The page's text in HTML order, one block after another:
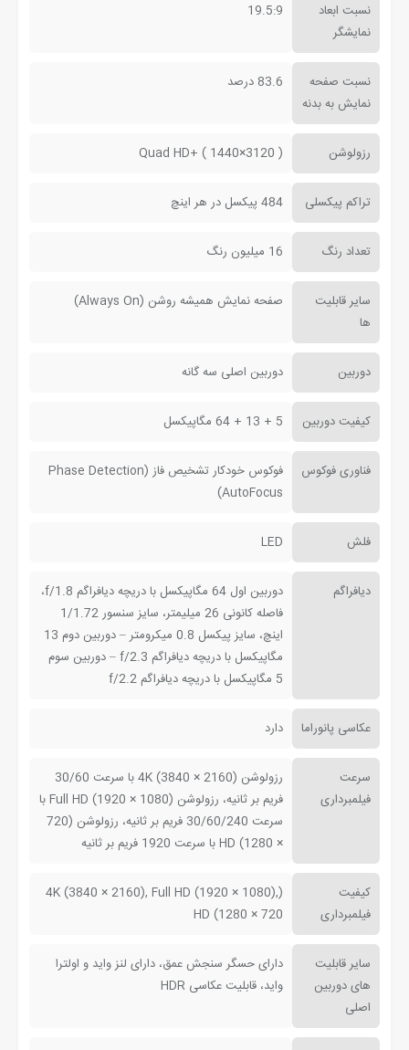
نسبت ابعاد
نمایشگر
19.5:9
نسبت صفحه
نمایش به بدنه
83.6 درصد
رزولوشن ( 3120×1440 ) +Quad HD
تراکم پیکسلی 484 پیکسل در هر اینچ
تعداد رنگ 16 میلیون رنگ
سایر قابلیت
ها
صفحه نمایش همیشه روشن (Always On)
دوربین دوربین اصلی سه گانه
کیفیت دوربین 5 + 13 + 64 مگاپیکسل
فناوری فوکوس
فوکوس خودکار تشخیص فاز (Phase Detection
AutoFocus)
فلش LED
دیافراگم
دوربین اول 64 مگاپیکسل با دریچه دیافراگم f/1.8،
فاصله کانونی 26 میلیمتر، سایز سنسور 1/1.72
اینچ، سایز پیکسل 0.8 میکرومتر – دوربین دوم 13
مگاپیکسل با دریچه دیافراگم f/2.3 – دوربین سوم
5 مگاپیکسل با دریچه دیافراگم f/2.2
عکاسی پانوراما دارد
سرعت
فیلمبرداری
رزولوشن (2160 × 3840) 4K با سرعت 30/60
فریم بر ثانیه، رزولوشن (1080 × 1920) Full HD با
سرعت 30/60/240 فریم بر ثانیه، رزولوشن (720
× 1280) HD با سرعت 1920 فریم بر ثانیه
کیفیت
فیلمبرداری
(4K (3840 × 2160), Full HD (1920 × 1080),
HD (1280 × 720
سایر قابلیت
های دوربین
اصلی
دارای حسگر سنجش عمق، دارای لنز واید و اولترا
واید، قابلیت عکاسی HDR